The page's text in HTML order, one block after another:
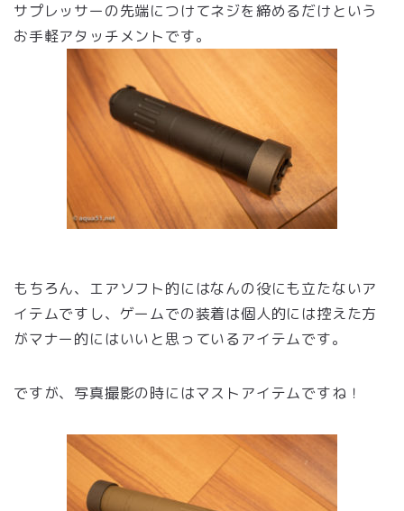
サプレッサーの先端につけてネジを締めるだけという
お手軽アタッチメントです。
もちろん、エアソフト的にはなんの役にも立たないア
イテムですし、ゲームでの装着は個人的には控えた方
がマナー的にはいいと思っているアイテムです。
ですが、写真撮影の時にはマストアイテムですね！